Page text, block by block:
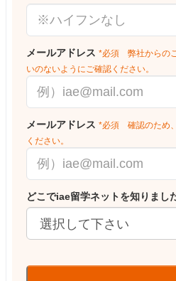
メールアドレス *必須 弊社からの
いのないようにご確認ください。
メールアドレス *必須 確認のため
ください。
どこでiae留学ネットを知りまし